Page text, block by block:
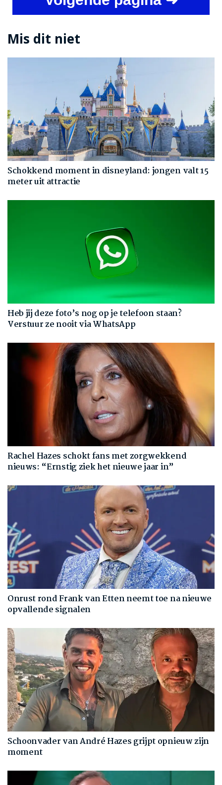
Mis dit niet
Schokkend moment in disneyland: jongen valt 15
meter uit attractie
Heb jij deze foto’s nog op je telefoon staan?
Verstuur ze nooit via WhatsApp
Rachel Hazes schokt fans met zorgwekkend
nieuws: “Ernstig ziek het nieuwe jaar in”
Onrust rond Frank van Etten neemt toe na nieuwe
opvallende signalen
Schoonvader van André Hazes grijpt opnieuw zijn
moment